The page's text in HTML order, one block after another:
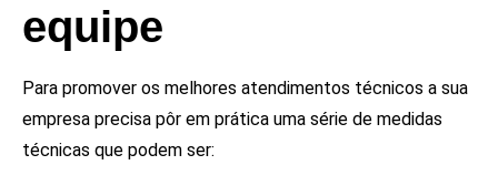
equipe
Para promover os melhores atendimentos técnicos a sua
empresa precisa pôr em prática uma série de medidas
técnicas que podem ser: